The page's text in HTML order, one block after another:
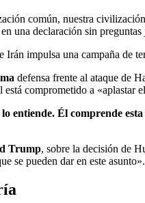
común, nuestra
una declaración sin preguntas
impulsa una campaña de
defensa frente al ataque de
comprometido a
Él comprende
Trump, sobre la decisión de
se pueden dar en este asunto».